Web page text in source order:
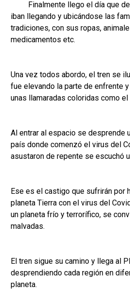
Finalmente llego el día que
iban llegando y ubicándose las
tradiciones, con sus ropas,
medicamentos etc.
Una vez todos abordo, el tren se
fue elevando la parte de enfrente
unas llamaradas coloridas como el
Al entrar al espacio se desprende
país donde comenzó el virus del
asustaron de repente se escuchó
Ese es el castigo que sufrirán por
planeta Tierra con el virus del
un planeta frío y terrorífico, se
malvadas.
El tren sigue su camino y llega al
desprendiendo cada región en
planeta.